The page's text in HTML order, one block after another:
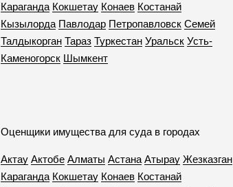
Караганда Кокшетау Конаев Костанай
Кызылорда Павлодар Петропавловск Семей
Талдыкорган Тараз Туркестан Уральск Усть-
Каменогорск Шымкент
Оценщики имущества для суда в городах
Актау Актобе Алматы Астана Атырау Жезказган
Караганда Кокшетау Конаев Костанай